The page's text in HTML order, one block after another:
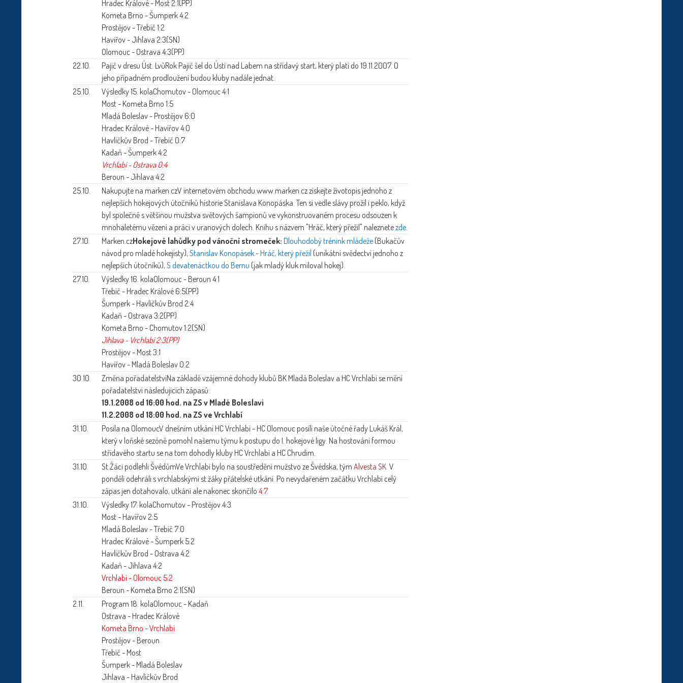
Hradec Králové - Most 2:1(PP)
Kometa Brno - Šumperk 4:2
Prostějov - Třebíč 1:2
Havířov - Jihlava 2:3(SN)
Olomouc - Ostrava 4:3(PP)
22.10.
Pajič v dresu Úst. LvůRok Pajič šel do Ústí nad Labem na střídavý start, který platí do 19.11.2007. O
jeho případném prodloužení budou kluby nadále jednat.
25.10.
Výsledky 15. kolaChomutov - Olomouc 4:1
Most - Kometa Brno 1:5
Mladá Boleslav - Prostějov 6:0
Hradec Králové - Havířov 4:0
Havlíčkův Brod - Třebíč 0:7
Kadaň - Šumperk 4:2
Vrchlabí - Ostrava 0:4
Beroun - Jihlava 4:2
25.10.
Nakupujte na marken.czV internetovém obchodu www.marken.cz získejte životopis jednoho z
nejlepších hokejových útočníků historie Stanislava Konopáska. Ten si vedle slávy prožil i peklo, když
byl společně s většinou mužstva světových šampionů ve vykonstruovaném procesu odsouzen k
mnohaletému vězení a práci v uranových dolech. Knihu s názvem "Hráč, který přežil" naleznetezde
27.10.
Marken.czHokejové lahůdky pod vánoční stromeček: Dlouhodobý trénink mládeže (Bukačův
návod pro mladé hokejisty), Stanislav Konopásek - Hráč, který přežil (unikátní svědectví jednoho z
nejlepších útočníků), S devatenáctkou do Bernu (jak mladý kluk miloval hokej).
27.10.
Výsledky 16. kolaOlomouc - Beroun 4:1
Třebíč - Hradec Králové 6:5(PP)
Šumperk - Havlíčkův Brod 2:4
Kadaň - Ostrava 3:2(PP)
Kometa Brno - Chomutov 1:2(SN)
Jihlava - Vrchlabí 2:3(PP)
Prostějov - Most 3:1
Havířov - Mladá Boleslav 0:2
30.10.
Změna pořadatelstvíNa základě vzájemné dohody klubů BK Mladá Boleslav a HC Vrchlabí se mění
pořadatelství následujících zápasů:
19.1.2008 od 16:00 hod. na ZS v Mladé Boleslavi
11.2.2008 od 18:00 hod. na ZS ve Vrchlabí
31.10.
Posila na OlomoucV dnešním utkání HC Vrchlabí - HC Olomouc posílí naše útočné řady Lukáš Král,
který v loňské sezóně pomohl našemu týmu k postupu do I. hokejové ligy. Na hostování formou
střídavého startu se na tom dohodly kluby HC Vrchlabí a HC Chrudim.
31.10.
St.Žáci podlehli ŠvédůmVe Vrchlabí bylo na soustředění mužstvo ze Švédska, tým Alvesta SK . V
pondělí odehráli s vrchlabskýmí st.žáky přátelské utkání. Po nevydařeném začátku Vrchlabí celý
zápas jen dotahovalo, utkání ale nakonec skončilo 4:7.
31.10.
Výsledky 17. kolaChomutov - Prostějov 4:3
Most - Havířov 2:5
Mladá Boleslav - Třebíč 7:0
Hradec Králové - Šumperk 5:2
Havlíčkův Brod - Ostrava 4:2
Kadaň - Jihlava 4:2
Vrchlabí - Olomouc 5:2
Beroun - Kometa Brno 2:1(SN)
2.11.
Program 18. kolaOlomouc - Kadaň
Ostrava - Hradec Králové
Kometa Brno - Vrchlabí
Prostějov - Beroun
Třebíč - Most
Šumperk - Mladá Boleslav
Jihlava - Havlíčkův Brod